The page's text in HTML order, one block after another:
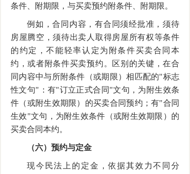
条件、附期限，与买卖预约附条件、附期限。
例如，合同内容，有合同须经批准，须待
房屋腾空，须待出卖人取得房屋所有权等条件
的约定，不能轻率认定为附条件买卖合同本
约，或者附条件买卖预约。区别的关键，在合
同内容中与所附条件（或期限）相匹配的"标志
性文句"：有"订立正式合同"文句，为附生效条
件（或附生效期限）的买卖合同预约；有"合同
生效"文句，为附生效条件（或附生效期限）的
买卖合同本约。
（六）预约与定金
现今民法上的定金，依据其效力不同分